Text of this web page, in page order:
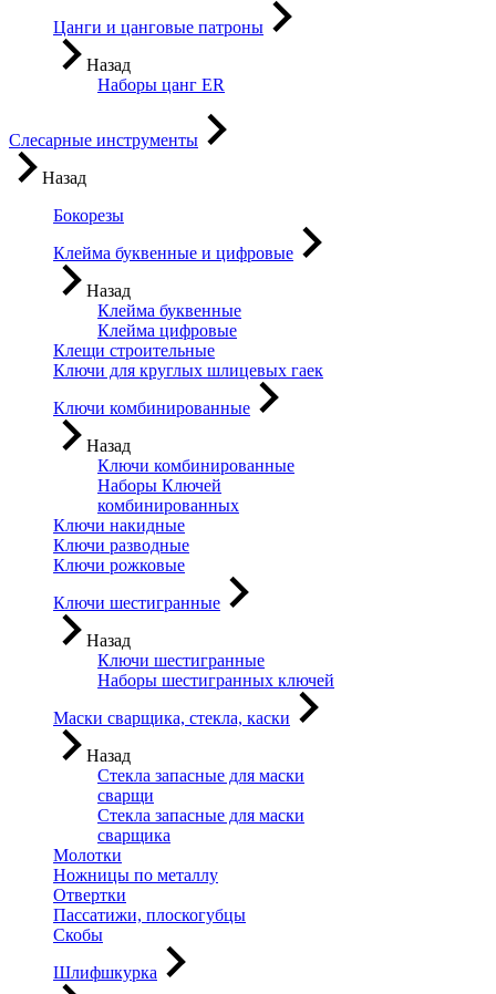
Цанги и цанговые патроны
Назад
Наборы цанг ER
Слесарные инструменты
Назад
Бокорезы
Клейма буквенные и цифровые
Назад
Клейма буквенные
Клейма цифровые
Клещи строительные
Ключи для круглых шлицевых гаек
Ключи комбинированные
Назад
Ключи комбинированные
Наборы Ключей
комбинированных
Ключи накидные
Ключи разводные
Ключи рожковые
Ключи шестигранные
Назад
Ключи шестигранные
Наборы шестигранных ключей
Маски сварщика, стекла, каски
Назад
Стекла запасные для маски
сварщи
Стекла запасные для маски
сварщика
Молотки
Ножницы по металлу
Отвертки
Пассатижи, плоскогубцы
Скобы
Шлифшкурка